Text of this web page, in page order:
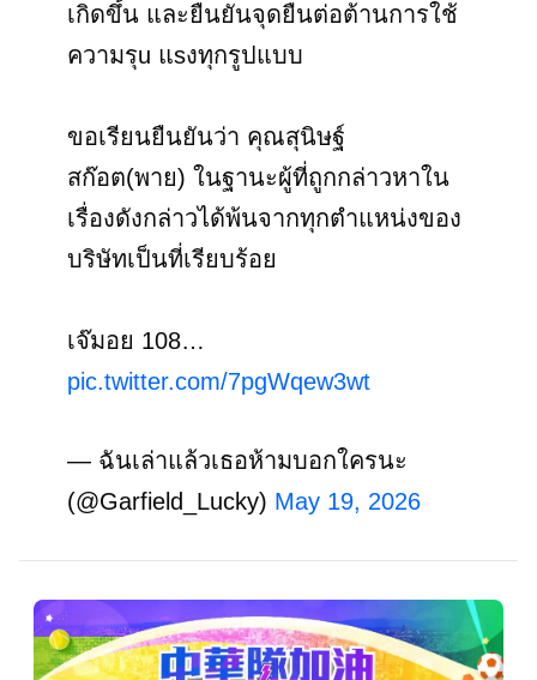
เกิดขึ้น และยืนยันจุดยืนต่อต้านการใช้
ความรุu แsงทุกรูปแบบ
ขอเรียนยืนยันว่า คุณสุนิษฐ์
สก๊อต(พาย) ในฐานะผู้ที่ถูกกล่าวหาใน
เรื่องดังกล่าวได้พ้นจากทุกตำแหน่งของ
บริษัทเป็นที่เรียบร้อย
เจ๊มอย 108…
pic.twitter.com/7pgWqew3wt
— ฉันเล่าแล้วเธอห้ามบอกใครนะ
(@Garfield_Lucky) May 19, 2026